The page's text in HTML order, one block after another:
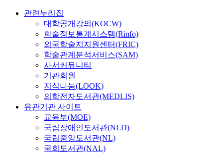
관련누리집
대학공개강의(KOCW)
학술정보통계시스템(Rinfo)
외국학술지지원센터(FRIC)
학술관계분석서비스(SAM)
사서커뮤니티
기관회원
지식나눔(LOOK)
의학전자도서관(MEDLIS)
유관기관 사이트
교육부(MOE)
국립장애인도서관(NLD)
국립중앙도서관(NL)
국회도서관(NAL)